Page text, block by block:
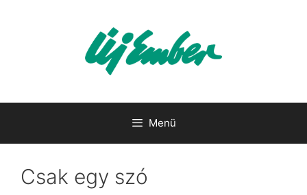
Menü
Csak egy szó